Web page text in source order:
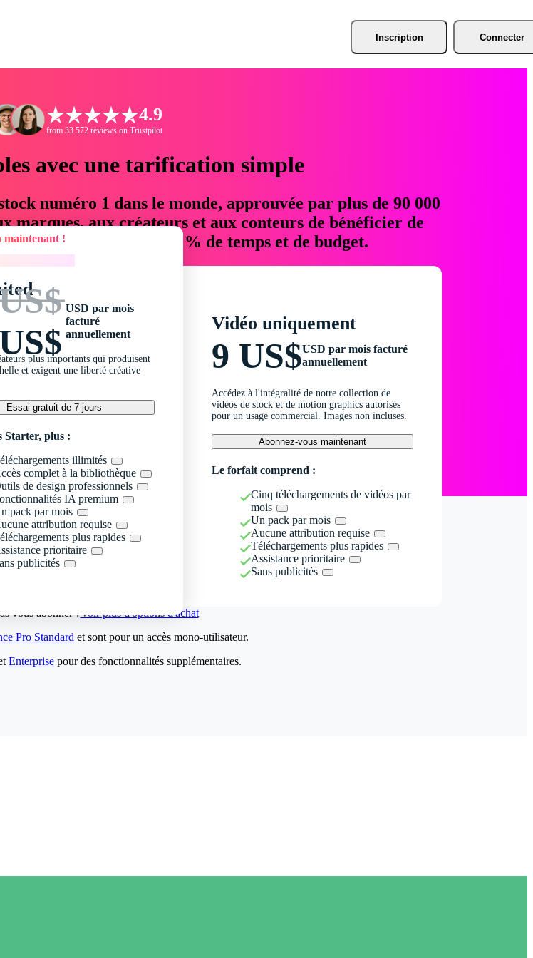
Inscription Connecter
4.9
from 33 572 reviews on Trustpilot
avec une tarification simple
numéro 1 dans le monde, approuvée par plus de 90 000
marques, aux créateurs et aux conteurs de bénéficier de
jusqu'à 76 % de temps et de budget.
!
USD par mois
facturé
annuellement
plus importants qui produisent
et exigent une liberté créative
Essai gratuit de 7 jours
Starter, plus :
illimités
complet à la bibliothèque
de design professionnels
IA premium
pack par mois
attribution requise
plus rapides
prioritaire
publicités
Vidéo uniquement
9 US$USD par mois facturé
annuellement
Accédez à l'intégralité de notre collection de
vidéos de stock et de motion graphics autorisés
pour un usage commercial. Images non incluses.
Abonnez-vous maintenant
Le forfait comprend :
Cinq téléchargements de vidéos par
mois
Un pack par mois
Aucune attribution requise
Téléchargements plus rapides
Assistance prioritaire
Sans publicités
vous abonner ?Voir plus d'options d'achat
Pro Standard et sont pour un accès mono-utilisateur.
Enterprise pour des fonctionnalités supplémentaires.